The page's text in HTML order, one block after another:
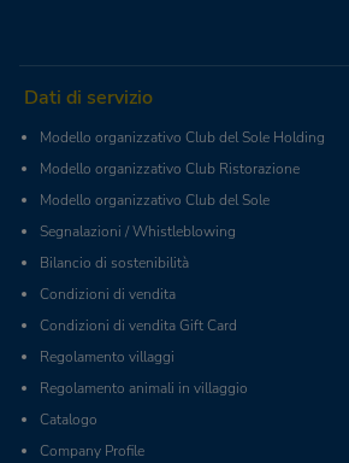
Dati di servizio
Modello organizzativo Club del Sole Holding
Modello organizzativo Club Ristorazione
Modello organizzativo Club del Sole
Segnalazioni / Whistleblowing
Bilancio di sostenibilità
Condizioni di vendita
Condizioni di vendita Gift Card
Regolamento villaggi
Regolamento animali in villaggio
Catalogo
Company Profile